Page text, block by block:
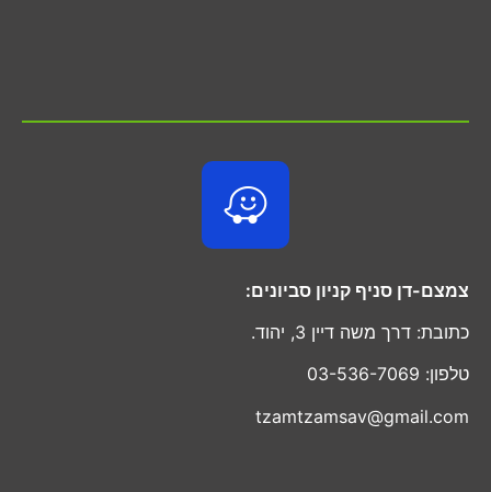
צמצם-דן סניף קניון סביונים:
כתובת: דרך משה דיין 3, יהוד.
טלפון: 03-536-7069
tzamtzamsav@gmail.com